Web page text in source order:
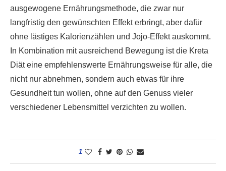
ausgewogene Ernährungsmethode, die zwar nur
langfristig den gewünschten Effekt erbringt, aber dafür
ohne lästiges Kalorienzählen und Jojo-Effekt auskommt.
In Kombination mit ausreichend Bewegung ist die Kreta
Diät eine empfehlenswerte Ernährungsweise für alle, die
nicht nur abnehmen, sondern auch etwas für ihre
Gesundheit tun wollen, ohne auf den Genuss vieler
verschiedener Lebensmittel verzichten zu wollen.
1